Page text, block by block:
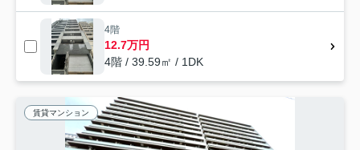
4階
12.7万円
4階 / 39.59㎡ / 1DK
賃貸マンション